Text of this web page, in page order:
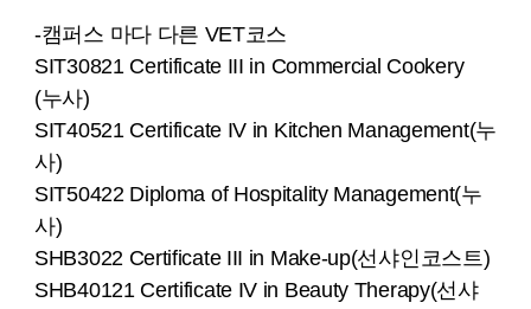
-캠퍼스 마다 다른 VET코스
SIT30821 Certificate III in Commercial Cookery
(누사)
SIT40521 Certificate IV in Kitchen Management(누
사)
SIT50422 Diploma of Hospitality Management(누
사)
SHB3022 Certificate III in Make-up(선샤인코스트)
SHB40121 Certificate IV in Beauty Therapy(선샤